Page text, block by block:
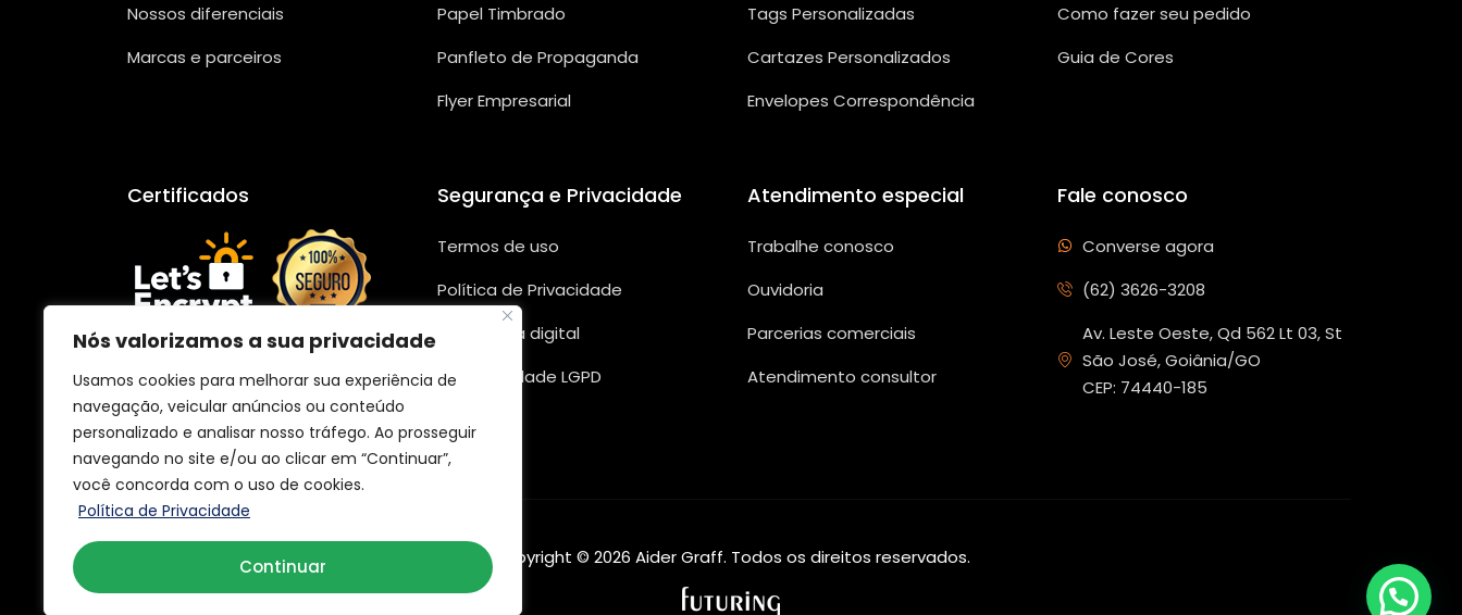
Nós valorizamos a sua privacidade
Usamos cookies para melhorar sua experiência de
navegação, veicular anúncios ou conteúdo
personalizado e analisar nosso tráfego. Ao prosseguir
navegando no site e/ou ao clicar em “Continuar”,
você concorda com o uso de cookies.
Política de Privacidade
Continuar
Nossos diferenciais
Marcas e parceiros
Papel Timbrado
Panfleto de Propaganda
Flyer Empresarial
Tags Personalizadas
Cartazes Personalizados
Envelopes Correspondência
Como fazer seu pedido
Guia de Cores
Certificados Segurança e Privacidade
Termos de uso
Política de Privacidade
Segurança digital
Conformidade LGPD
Atendimento especial
Trabalhe conosco
Ouvidoria
Parcerias comerciais
Atendimento consultor
Fale conosco
Converse agora
(62) 3626-3208
Av. Leste Oeste, Qd 562 Lt 03, St
São José, Goiânia/GO
CEP: 74440-185
Copyright © 2026 Aider Graff. Todos os direitos reservados.